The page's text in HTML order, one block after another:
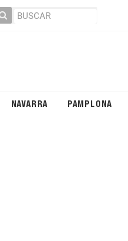
NAVARRA PAMPLONA